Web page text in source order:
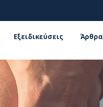
Εξειδικεύσεις Άρθρα